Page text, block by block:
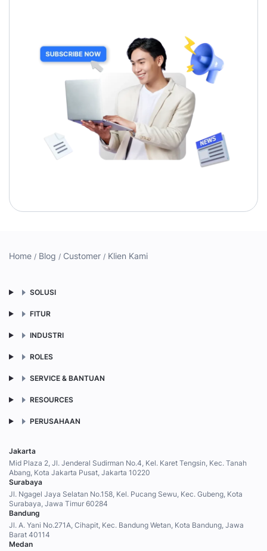
Home Blog Customer Klien Kami
SOLUSI
FITUR
INDUSTRI
ROLES
SERVICE & BANTUAN
RESOURCES
PERUSAHAAN
Jakarta
Mid Plaza 2, Jl. Jenderal Sudirman No.4, Kel. Karet Tengsin, Kec. Tanah
Abang, Kota Jakarta Pusat, Jakarta 10220
Surabaya
Jl. Ngagel Jaya Selatan No.158, Kel. Pucang Sewu, Kec. Gubeng, Kota
Surabaya, Jawa Timur 60284
Bandung
Jl. A. Yani No.271A, Cihapit, Kec. Bandung Wetan, Kota Bandung, Jawa
Barat 40114
Medan